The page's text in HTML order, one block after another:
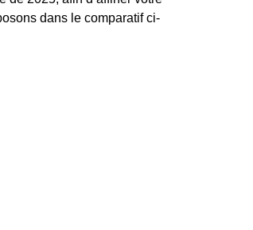
dans le comparatif ci-